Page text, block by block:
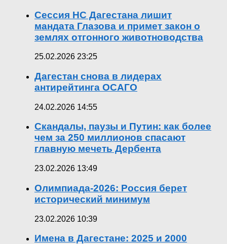
Сессия НС Дагестана лишит
мандата Глазова и примет закон о
землях отгонного животноводства
25.02.2026 23:25
Дагестан снова в лидерах
антирейтинга ОСАГО
24.02.2026 14:55
Скандалы, паузы и Путин: как более
чем за 250 миллионов спасают
главную мечеть Дербента
23.02.2026 13:49
Олимпиада-2026: Россия берет
исторический минимум
23.02.2026 10:39
Имена в Дагестане: 2025 и 2000